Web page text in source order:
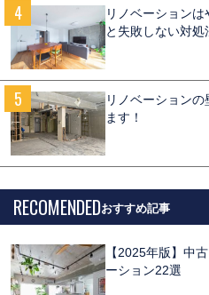
リノベーション
と失敗しない対処
リノベーション
ます！
RECOMENDED
【2025年版】中
ーション22選